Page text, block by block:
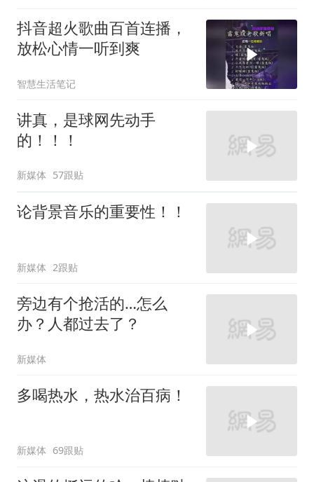
抖音超火歌曲百首连播，
放松心情一听到爽
智慧生活笔记
讲真，是球网先动手
的！！！
新媒体 57跟贴
论背景音乐的重要性！！
新媒体 2跟贴
旁边有个抢活的…怎么
办？人都过去了？
新媒体
多喝热水，热水治百病！
新媒体 69跟贴